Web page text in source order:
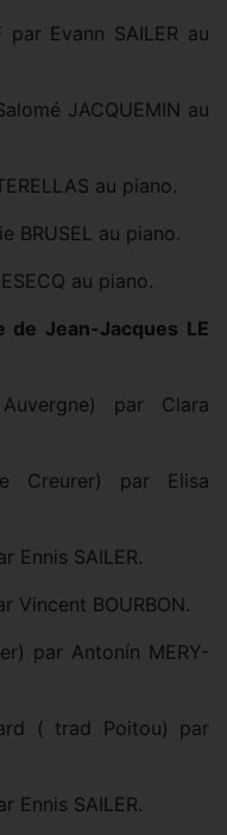
par Evann SAILER au
JACQUEMIN au
au piano.
BRUSEL au piano.
au piano.
de Jean-Jacques LE
par Clara
Creurer) par Elisa
Ennis SAILER.
Vincent BOURBON.
par Antonín MERY-
( trad Poitou) par
Ennis SAILER.